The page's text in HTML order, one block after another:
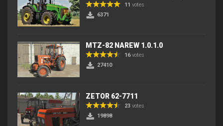
11 votes
6371
MTZ-82 NAREW 1.0.1.0
16votes
27410
ZETOR 62-7711
23 votes
19898